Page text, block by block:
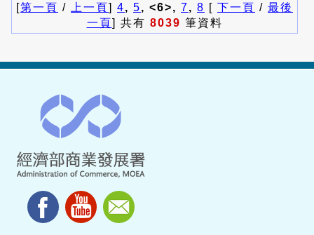
[第一頁 / 上一頁] 4, 5, <6>, 7, 8 [ 下一頁 / 最後
一頁] 共有 8039 筆資料